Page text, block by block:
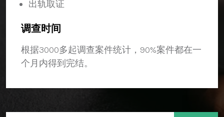
出轨取证
调查时间
根据3000多起调查案件统计，90%案件都在一
个月内得到完结。